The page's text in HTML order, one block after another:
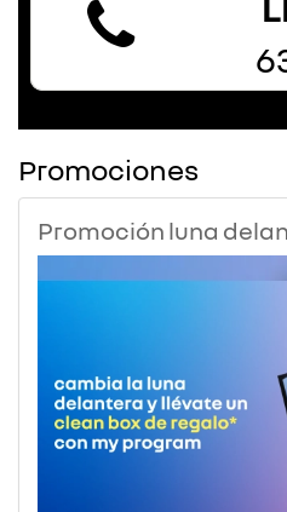
Promociones
Promoción luna